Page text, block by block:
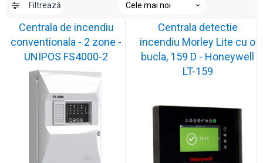
Filtrează
Centrala de incendiu
conventionala - 2 zone -
UNIPOS FS4000-2
Centrala detectie
incendiu Morley Lite cu o
bucla, 159 D - Honeywell
LT-159